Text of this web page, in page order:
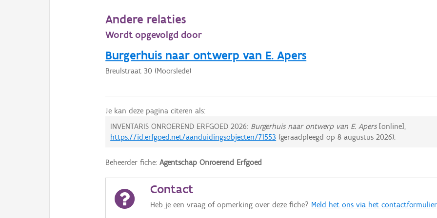
Andere relaties
Wordt opgevolgd door
Burgerhuis naar ontwerp van E. Apers
Breulstraat 30 (Moorslede)
Je kan deze pagina citeren als:
INVENTARIS ONROEREND ERFGOED 2026: Burgerhuis naar ontwerp van E. Apers[online],
https://id.erfgoed.net/aanduidingsobjecten/71553 (geraadpleegd op8 augustus 2026).
Beheerder fiche:Agentschap Onroerend Erfgoed
Contact
Heb je een vraag of opmerking over deze fiche? Meld het ons via het contactformulier